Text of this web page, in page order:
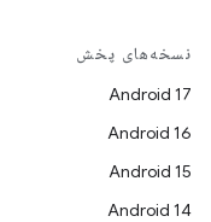
نسخه‌های پخش
Android 17
Android 16
Android 15
Android 14